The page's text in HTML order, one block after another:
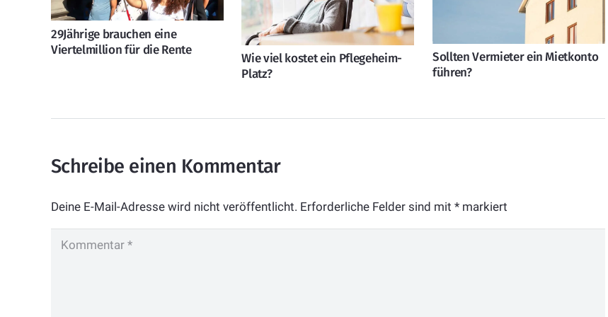
29Jährige brauchen eine
Viertelmillion für die Rente
Wie viel kostet ein Pflegeheim-
Platz?
Sollten Vermieter ein Mietkonto
führen?
Schreibe einen Kommentar
Deine E-Mail-Adresse wird nicht veröffentlicht. Erforderliche Felder sind mit * markiert